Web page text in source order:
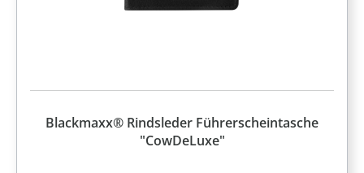
Blackmaxx® Rindsleder Führerscheintasche
"CowDeLuxe"